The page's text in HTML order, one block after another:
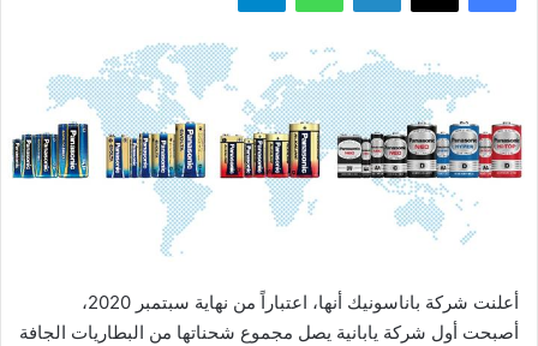
أعلنت شركة باناسونيك أنها، اعتباراً من نهاية سبتمبر 2020،
أصبحت أول شركة يابانية يصل مجموع شحناتها من البطاريات الجافة